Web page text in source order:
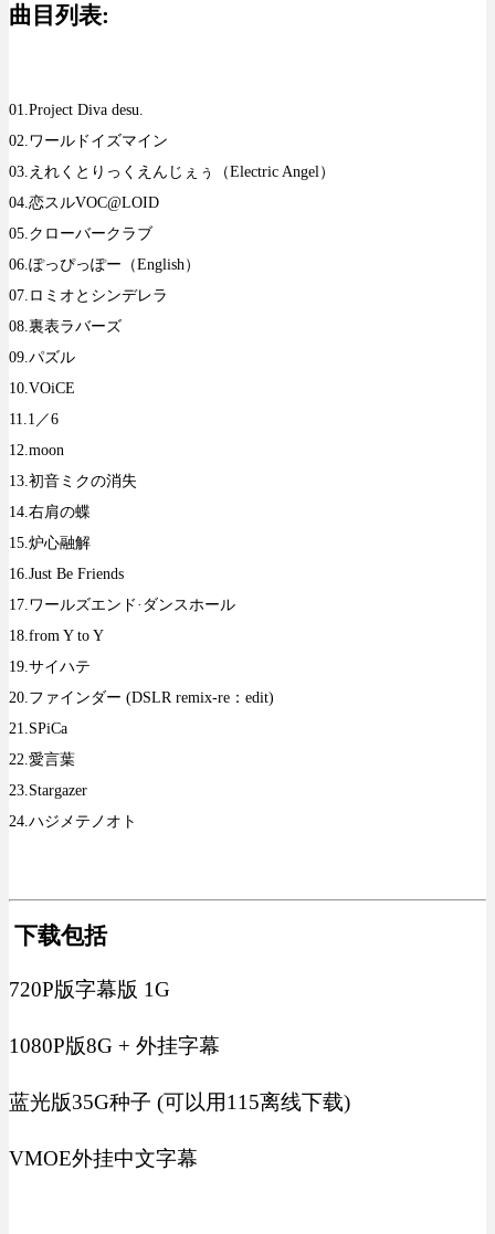
曲目列表:
01.Project Diva desu.
02.ワールドイズマイン
03.えれくとりっくえんじぇぅ（Electric Angel）
04.恋スルVOC@LOID
05.クローバークラブ
06.ぽっぴっぽー（English）
07.ロミオとシンデレラ
08.裏表ラバーズ
09.パズル
10.VOiCE
11.1／6
12.moon
13.初音ミクの消失
14.右肩の蝶
15.炉心融解
16.Just Be Friends
17.ワールズエンド·ダンスホール
18.from Y to Y
19.サイハテ
20.ファインダー (DSLR remix-re：edit)
21.SPiCa
22.愛言葉
23.Stargazer
24.ハジメテノオト
下载包括
720P版字幕版 1G
1080P版8G + 外挂字幕
蓝光版35G种子 (可以用115离线下载)
VMOE外挂中文字幕